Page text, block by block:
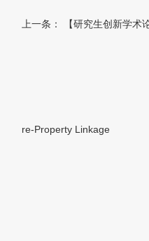
上一条： 【研究生创新学
re-Property Linkage